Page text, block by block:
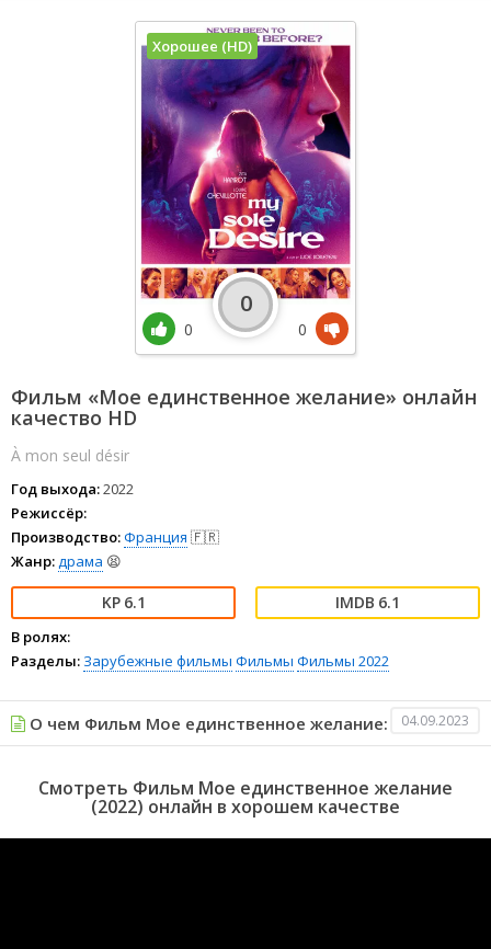
Фильм «Мое единственное желание» онлайн
качество HD
À mon seul désir
Год выхода:2022
Режиссёр:
Производство:Франция 🇫🇷
Жанр:драма 😫
6.1 6.1
В ролях:
Разделы: Зарубежные фильмы Фильмы Фильмы 2022
Хорошее (HD)
0
0
0
О чем Фильм Мое единственное желание: 04.09.2023
Смотреть Фильм Мое единственное желание
(2022) онлайн в хорошем качестве